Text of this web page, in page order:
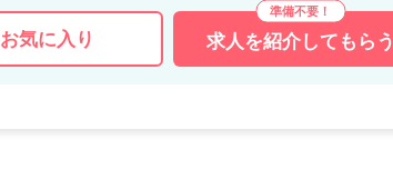
お気に入り 求人を紹介してもらう